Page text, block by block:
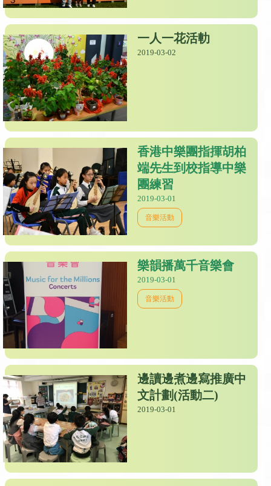
一人一花活䡃
2019-03-02
香港中樂團指揮胡柏
端先生到校指導中樂
團練習
2019-03-01
音樂活動
樂韻播萬千音樂會
2019-03-01
音樂活動
邊讀邊煮邊寫推廣中
文計劃(活動二)
2019-03-01